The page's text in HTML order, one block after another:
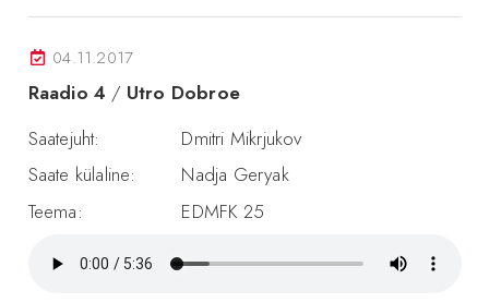
04.11.2017
Raadio 4 / Utro Dobroe
Saatejuht:
Dmitri Mikrjukov
Saate külaline:
Nadja Geryak
Teema:
EDMFK 25